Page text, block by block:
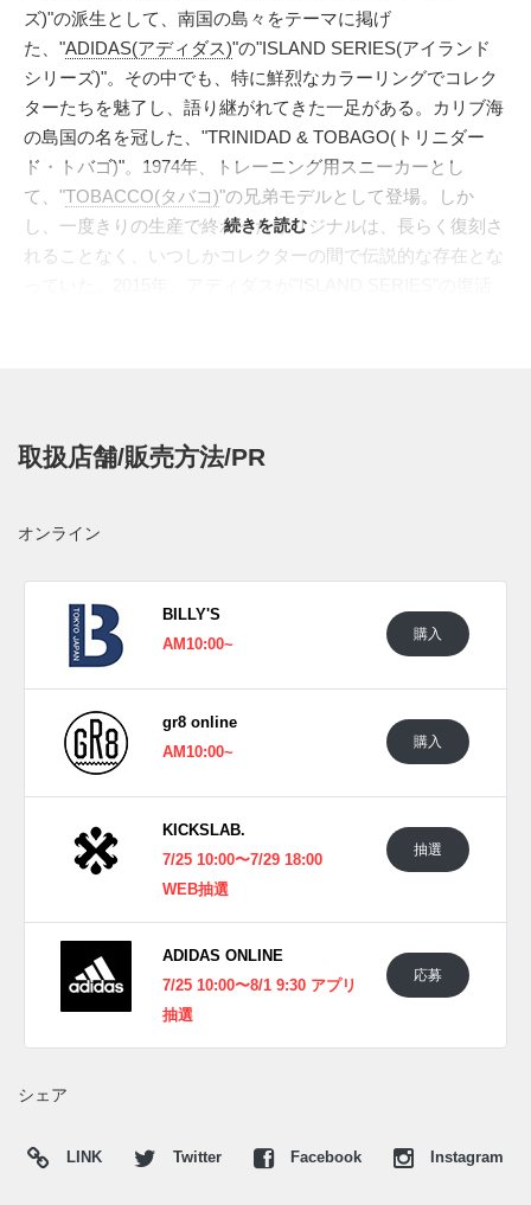
ズ)"の派生として、南国の島々をテーマに掲げ
た、"ADIDAS(アディダス)"の"ISLAND SERIES(アイランド
シリーズ)"。その中でも、特に鮮烈なカラーリングでコレク
ターたちを魅了し、語り継がれてきた一足がある。カリブ海
の島国の名を冠した、"TRINIDAD & TOBAGO(トリニダー
ド・トバゴ)"。1974年、トレーニング用スニーカーとし
て、"TOBACCO(タバコ)"の兄弟モデルとして登場。しか
し、一度きりの生産で終わったオリジナルは、長らく復刻さ
れることなく、いつしかコレクターの間で伝説的な存在とな
インは、ギザギザのエッジを持つ、クラシックな黒のスウェ
ートされたシュータンロゴが、レトロな雰囲気を演出する。
日本国内では2025年8月1日にアディダス オリジナルス取扱
店にて発売予定。価格は16,500円 (税込)。また新たな情報が
入り次第、スニーカーウォーズの
続きを読む
取扱店舗/販売方法/PR
オンライン
BILLY'S
AM10:00~
購入
gr8 online
AM10:00~
購入
KICKSLAB.
7/25 10:00〜7/29 18:00
WEB抽選
抽選
ADIDAS ONLINE
7/25 10:00〜8/1 9:30 アプリ
抽選
応募
シェア
LINK Twitter Facebook Instagram